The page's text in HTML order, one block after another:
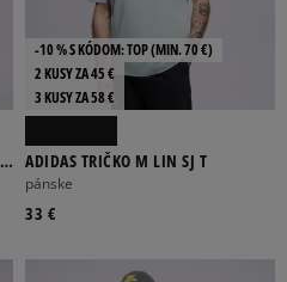
-10 % S KÓDOM: TOP (MIN. 70 €)
2 KUSY ZA 45 €
3 KUSY ZA 58 €
ADIDAS TRIČKO M LIN SJ T
pánske
33 €